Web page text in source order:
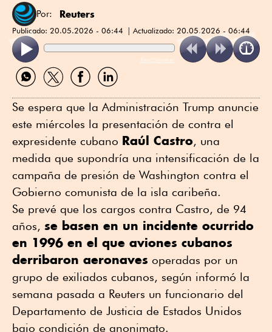
Por: Reuters
Publicado: 20.05.2026 - 06:44 Actualizado: 20.05.2026 - 06:44
ReadSpeaker
Compartir
por
Compartir
por
Compartir
por
Compartir
por
Se espera que la Administración ⁠Trump anuncie
este miércoles la presentación de contra el
expresidente cubano Raúl Castro, una
medida que supondría una intensificación de la
campaña ⁠de presión de Washington contra el
Gobierno comunista de la isla caribeña.
Se prevé que los cargos contra Castro, de 94
años, se basen en un incidente ocurrido
en 1996 en el que aviones cubanos
derribaron aeronaves operadas por un
grupo de exiliados cubanos, según informó la
semana pasada a Reuters ⁠un funcionario del
Departamento de Justicia de Estados Unidos
⁠bajo condición de anonimato.